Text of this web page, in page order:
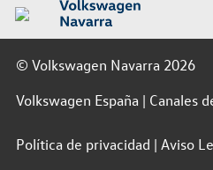
© Volkswagen Navarra 2026
Volkswagen España
Canales
Política de privacidad Aviso